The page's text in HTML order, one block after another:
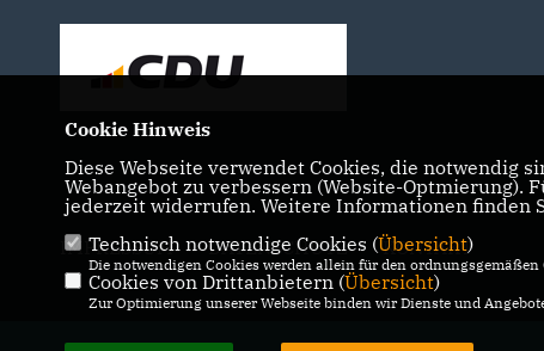
IMPRESSUM DATENSCHUTZ KONTAKT
Cookie Hinweis
Diese Webseite verwendet Cookies, die notwendig
Webangebot zu verbessern (Website-
jederzeit widerrufen. Weitere Informationen finden
Technisch notwendige Cookies (Übersicht)
Die notwendigen Cookies werden allein für den ordnungsgemäßen
Cookies von Drittanbietern (Übersicht)
Zur Optimierung unserer Webseite binden wir Dienste und